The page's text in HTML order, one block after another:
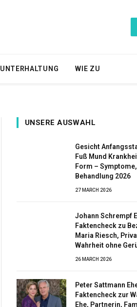
UNTERHALTUNG WIE ZU
UNSERE AUSWAHL
Gesicht
Fuß Mund
Form –
Behandlung 2026
27 MARCH 2026
Johann Schrempf
Faktencheck zu
Maria Riesch,
Wahrheit ohne
26 MARCH 2026
Peter Sattmann
Faktencheck zur
Ehe, Partnerin,